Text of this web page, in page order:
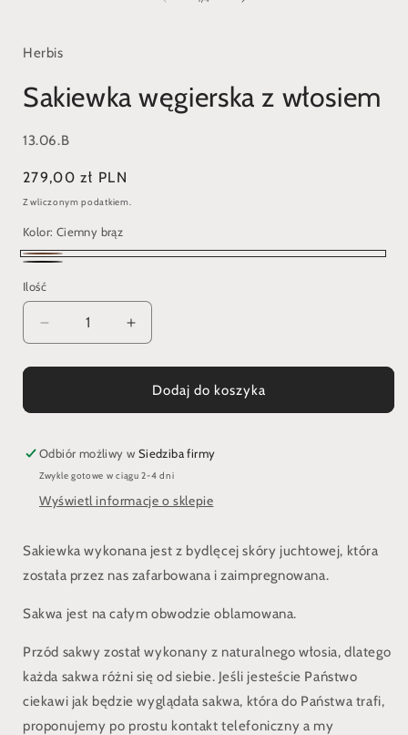
Herbis
Sakiewka węgierska z włosiem
SKU:
13.06.B
Cena
regularna
279,00 zł PLN
Z wliczonym podatkiem.
Kolor: Ciemny brąz
Ciemny
brąz
Ilość
Zmniejsz
ilość
dla
włosiem
Zwiększ
ilość
dla
Sakiewka
włosiem
Dodaj do koszyka
Odbiór możliwy w Siedziba firmy
Zwykle gotowe w ciągu 2-4 dni
Wyświetl informacje o sklepie
Sakiewka wykonana jest z bydlęcej skóry juchtowej, która
została przez nas zafarbowana i zaimpregnowana.
Sakwa jest na całym obwodzie oblamowana.
Przód sakwy został wykonany z naturalnego włosia, dlatego
każda sakwa różni się od siebie. Jeśli jesteście Państwo
ciekawi jak będzie wyglądała sakwa, która do Państwa trafi,
proponujemy po prostu kontakt telefoniczny a my